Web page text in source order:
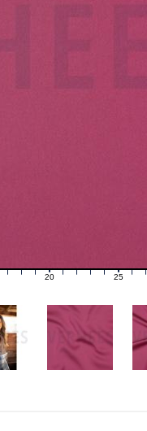
17 18 19 21 22 23 24 26